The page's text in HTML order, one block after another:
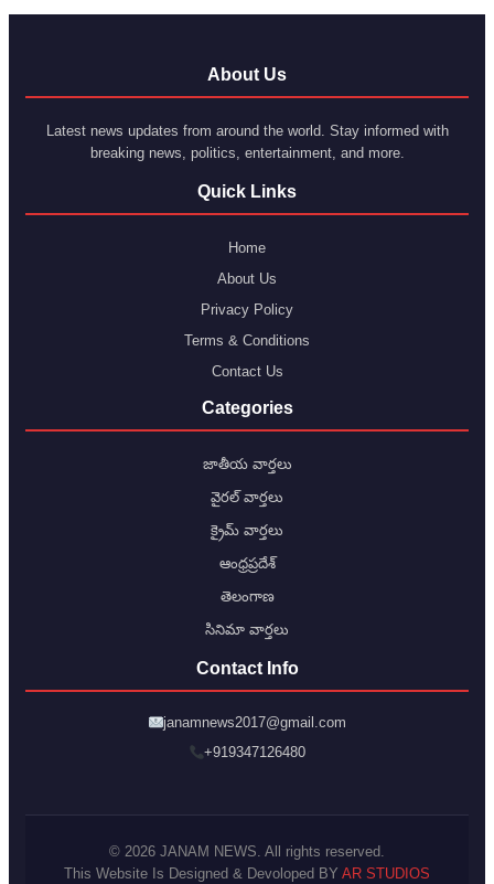
About Us
Latest news updates from around the world. Stay informed with
breaking news, politics, entertainment, and more.
Quick Links
Home
About Us
Privacy Policy
Terms & Conditions
Contact Us
Categories
జాతీయ వార్తలు
వైరల్ వార్తలు
క్రైమ్ వార్తలు
ఆంధ్రప్రదేశ్
తెలంగాణ
సినిమా వార్తలు
Contact Info
janamnews2017@gmail.com
+919347126480
© 2026 JANAM NEWS. All rights reserved.
This Website Is Designed & Devoloped BY AR STUDIOS